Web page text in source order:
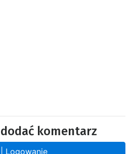
komentarz
Logowanie